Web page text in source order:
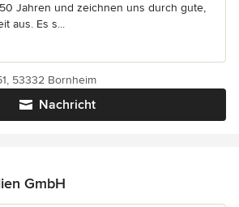
Jahren und zeichnen uns durch gute,
aus. Es s...
Nachricht
53332 Bornheim
GmbH